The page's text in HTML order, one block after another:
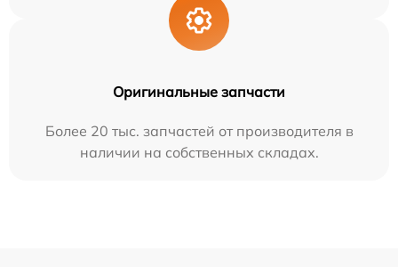
Оригинальные запчасти
Более 20 тыс. запчастей от производителя в
наличии на собственных складах.